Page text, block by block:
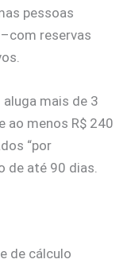
pessoas
reservas
mais de 3
ao menos R$ 240
“por
de até 90 dias.
de cálculo